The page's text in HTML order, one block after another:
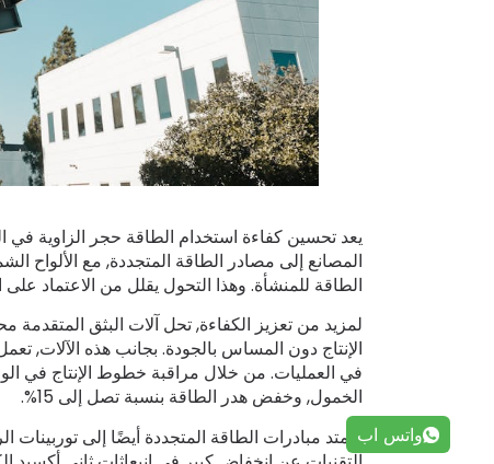
يعد تحسين كفاءة استخدام الطاقة حجر الزاوية في
الطاقة للمنشأة. وهذا التحول يقلل من الاعتماد
الإنتاج دون المساس بالجودة. بجانب هذه الآلات,
في العمليات. من خلال مراقبة خطوط الإنتاج في
الخمول, وخفض هدر الطاقة بنسبة تصل إلى 15%.
وتمتد مبادرات الطاقة المتجددة أيضًا إلى توربيناتواتس اب